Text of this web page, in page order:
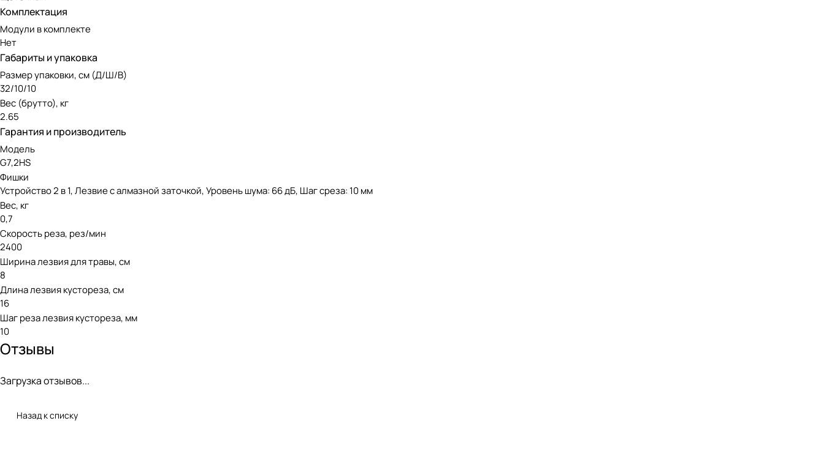
Комплектация
Модули в комплекте
Нет
Габариты и упаковка
Размер упаковки, см (Д/Ш/В)
32/10/10
Вес (брутто), кг
2.65
Гарантия и производитель
Модель
G7,2HS
Фишки
Устройство 2 в 1, Лезвие с алмазной заточкой, Уровень шума: 66 дБ, Шаг среза: 10 мм
Вес, кг
0,7
Скорость реза, рез/мин
2400
Ширина лезвия для травы, см
8
Длина лезвия кустореза, см
16
Шаг реза лезвия кустореза, мм
10
Отзывы
Загрузка отзывов...
Назад к списку